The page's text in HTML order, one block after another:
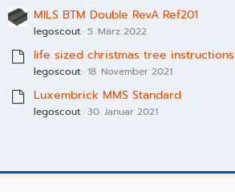
MILS BTM Double RevA Ref201
legoscout 5. März 2022
life sized christmas tree instructions
legoscout 18. November 2021
Luxembrick MMS Standard
legoscout 30. Januar 2021